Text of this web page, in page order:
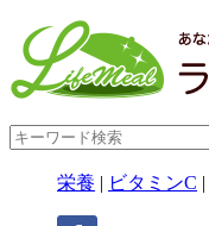
栄養 | ビタミンC |